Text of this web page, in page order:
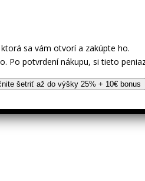
sa vám otvorí a zakúpte ho.
Po potvrdení nákupu, si tieto
šetriť až do výšky 25% + 10€ bonus